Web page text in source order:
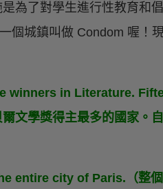
為了對學生進行性教育和
個城鎮叫做 Condom 喔！
winners in Literature.
文學獎得主最多的國家。
city of Paris.（整個